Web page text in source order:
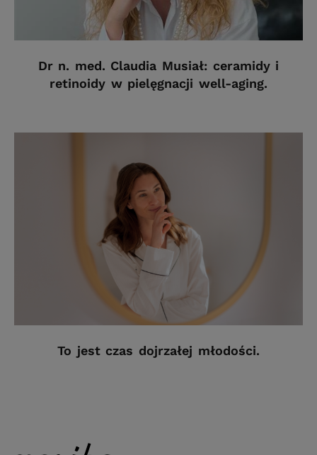
Dr n. med. Claudia Musiał: ceramidy i
retinoidy w pielęgnacji well-aging.
To jest czas dojrzałej młodości.